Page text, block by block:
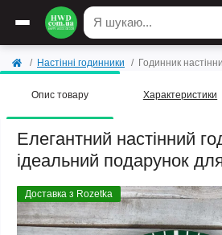
Настінні годинники Годинник
Опис товару Характеристики
Елегантний настінний
ідеальний подарунок
Доставка з Rozetka